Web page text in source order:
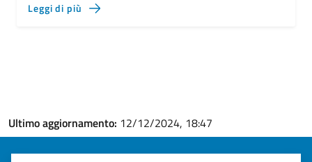
Leggi di più
Ultimo aggiornamento: 12/12/2024, 18:47